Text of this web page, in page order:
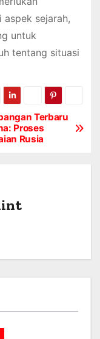
sejarah,
untuk
tentang situasi
Terbaru
Proses
Rusia